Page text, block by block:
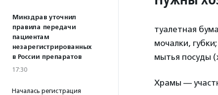
Минздрав уточнил
правила передачи
пациентам
незарегистрированных
в России препаратов
17:30
Началась регистрация
туалетная
мочалки,
мытья посуды
Храмы —